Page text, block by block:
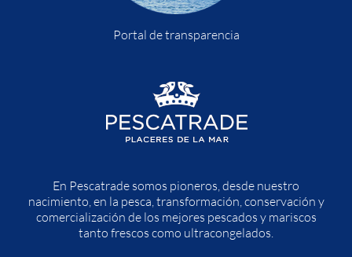
Portal de transparencia
En Pescatrade somos pioneros, desde nuestro
nacimiento, en la pesca, transformación, conservación y
comercialización de los mejores pescados y mariscos
tanto frescos como ultracongelados.